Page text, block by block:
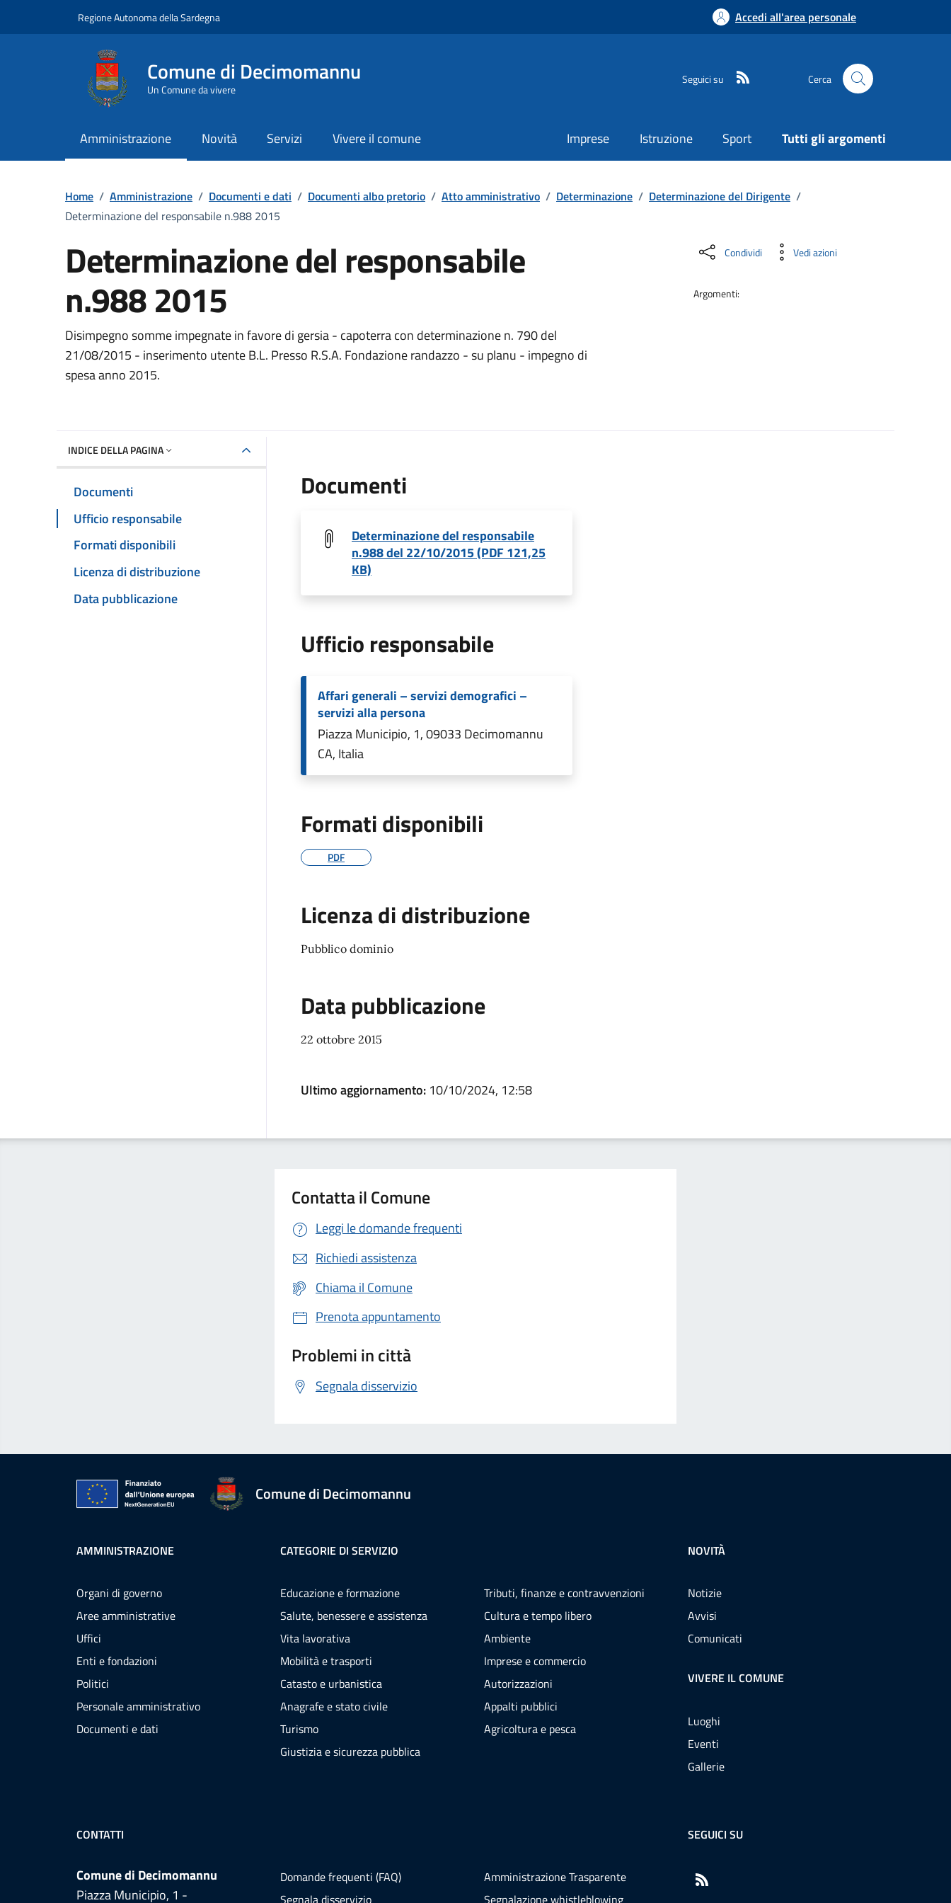
Regione Autonoma della Sardegna Accedi all'area personale
Comune di Decimomannu
Un Comune da vivere
Seguici su Cerca
Amministrazione Novità Servizi Vivere il comune Imprese Istruzione Sport Tutti gli argomenti
Home / Amministrazione / Documenti e dati / Documenti albo pretorio / Atto amministrativo / Determinazione / Determinazione del Dirigente /
Determinazione del responsabile n.988 2015
Determinazione del responsabile
n.988 2015
Dettaglio del documento
Disimpegno somme impegnate in favore di gersia - capoterra con determinazione n. 790 del
21/08/2015 - inserimento utente B.L. Presso R.S.A. Fondazione randazzo - su planu - impegno di
spesa anno 2015.
Condividi Vedi azioni
Argomenti:
INDICE DELLA PAGINA
Documenti
Ufficio responsabile
Formati disponibili
Licenza di distribuzione
Data pubblicazione
Documenti
Determinazione del responsabile
n.988 del 22/10/2015 (PDF 121,25
KB)
Ufficio responsabile
Affari generali – servizi demografici –
servizi alla persona
Piazza Municipio, 1, 09033 Decimomannu
CA, Italia
Formati disponibili
PDF
Licenza di distribuzione
Pubblico dominio
Data pubblicazione
22 ottobre 2015
Ultimo aggiornamento: 10/10/2024, 12:58
Contatta il Comune
Leggi le domande frequenti
Richiedi assistenza
Chiama il Comune
Prenota appuntamento
Problemi in città
Segnala disservizio
Comune di Decimomannu
AMMINISTRAZIONE
Organi di governo
Aree amministrative
Uffici
Enti e fondazioni
Politici
Personale amministrativo
Documenti e dati
CATEGORIE DI SERVIZIO
Educazione e formazione
Salute, benessere e assistenza
Vita lavorativa
Mobilità e trasporti
Catasto e urbanistica
Anagrafe e stato civile
Turismo
Giustizia e sicurezza pubblica
Tributi, finanze e contravvenzioni
Cultura e tempo libero
Ambiente
Imprese e commercio
Autorizzazioni
Appalti pubblici
Agricoltura e pesca
NOVITÀ
Notizie
Avvisi
Comunicati
VIVERE IL COMUNE
Luoghi
Eventi
Gallerie
CONTATTI
Comune di Decimomannu
Piazza Municipio, 1 -
Domande frequenti (FAQ)
Amministrazione Trasparente
SEGUICI SU